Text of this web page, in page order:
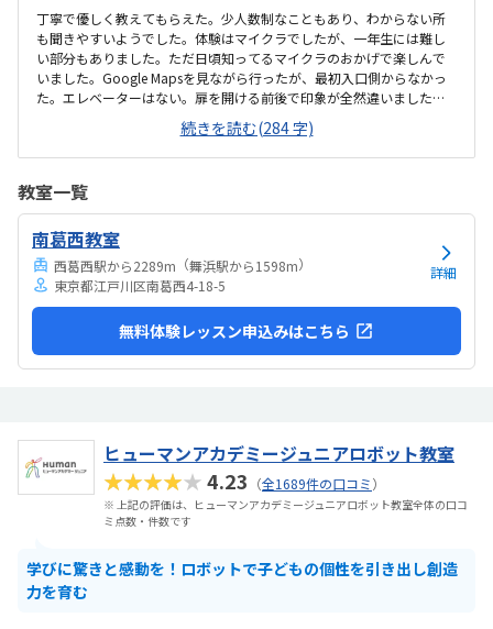
丁寧で優しく教えてもらえた。少人数制なこともあり、わからない所
も聞きやすいようでした。体験はマイクラでしたが、一年生には難し
い部分もありました。ただ日頃知ってるマイクラのおかげで楽しんで
いました。Google Mapsを見ながら行ったが、最初入口側からなかっ
た。エレベーターはない。扉を開ける前後で印象が全然違いました。
とても綺麗で、広々としていました。教室内は土足でしたが、全体的
に綺麗でした。プログラミングあるあるですが、やっぱり月2回にして
は高い。他の習い事もしているので悩みどころです。マイクラで遊ん
続きを読む(284 字)
教室一覧
南葛西教室
西葛西駅から2289m （舞浜駅から1598m）
東京都江戸川区南葛西4-18-5
詳細
無料体験レッスン申込みはこちら
ヒューマンアカデミージュニアロボット教室
★★★★★4.23 （全1689件の口コミ）
※ 上記の評価は、ヒューマンアカデミージュニアロボット教室全体の口コ
ミ点数・件数です
学びに驚きと感動を！ロボットで子どもの個性を引き出し創造
力を育む